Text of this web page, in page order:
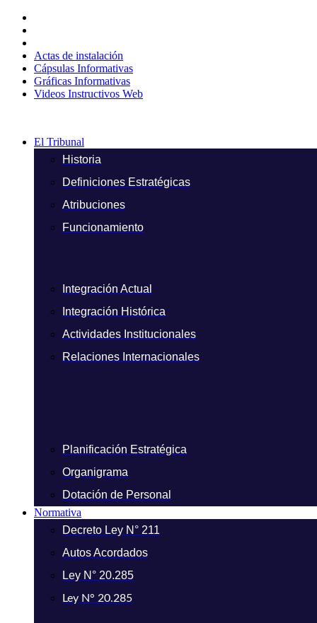
contenido
Actas de instalación
Cápsulas Informativas
Gráficas Informativas
Videos Instructivos Web
El Tribunal
Historia
Definiciones Estratégicas
Atribuciones
Funcionamiento
Integración Actual
Integración Histórica
Actividades Institucionales
Relaciones Internacionales
Planificación Estratégica
Organigrama
Dotación de Personal
Normativa
Decreto Ley N° 211
Autos Acordados
Ley N° 20.285
Ley N° 20.285